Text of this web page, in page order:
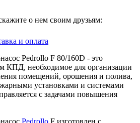
о нем своим друзьям:
и оплата
Pedrollo F 80/160D - это
КПД, необходимое для организации
помещений, орошения и полива,
установками и системами
с задачами повышения
Pedrollo F изготовлен с